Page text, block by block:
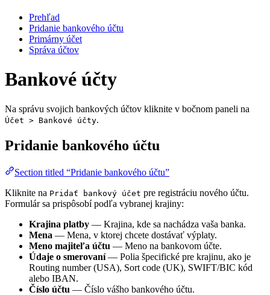
Prehľad
Pridanie bankového účtu
Primárny účet
Správa účtov
Bankové účty
Na správu svojich bankových účtov kliknite v bočnom paneli na
Účet > Bankové účty.
Pridanie bankového účtu
Section titled “Pridanie bankového účtu”
Kliknite na Pridať bankový účet pre registráciu nového účtu.
Formulár sa prispôsobí podľa vybranej krajiny:
Krajina platby — Krajina, kde sa nachádza vaša banka.
Mena — Mena, v ktorej chcete dostávať výplaty.
Meno majiteľa účtu — Meno na bankovom účte.
Údaje o smerovaní— Polia špecifické pre krajinu, ako je
Routing number (USA), Sort code (UK), SWIFT/BIC kód
alebo IBAN.
Číslo účtu — Číslo vášho bankového účtu.